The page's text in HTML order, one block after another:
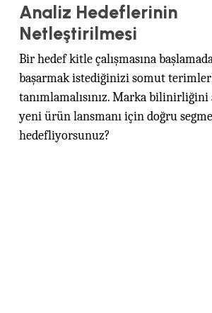
Analiz Hedeflerinin
Netleştirilmesi
Bir hedef kitle çalışmasına
başarmak istediğinizi somut
tanımlamalısınız. Marka bilinirliğini
yeni ürün lansmanı için doğru
hedefliyorsunuz?